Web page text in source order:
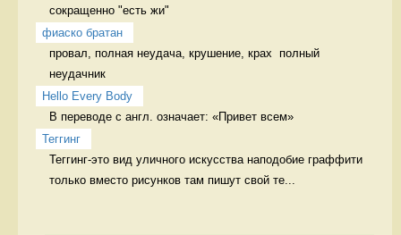
сокращенно "есть жи"
фиаско братан
провал, полная неудача, крушение, крах  полный
неудачник
Hello Every Body
В переводе с англ. означает: «Привет всем»
Теггинг
Теггинг-это вид уличного искусства наподобие граффити
только вместо рисунков там пишут свой те...